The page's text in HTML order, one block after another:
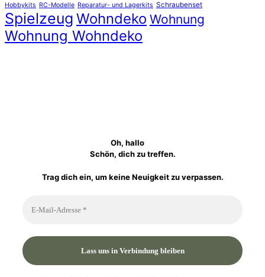
Hobbykits RC-Modelle Reparatur- und Lagerkits Schraubenset
Spielzeug Wohndeko Wohnung
Wohnung Wohndeko
Oh, hallo
Schön, dich zu treffen.
Trag dich ein, um keine Neuigkeit zu verpassen.